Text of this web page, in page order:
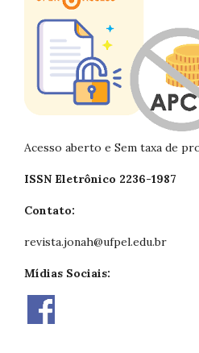
Acesso aberto e Sem taxa de
ISSN Eletrônico 2236-1987
Contato:
revista.jonah@ufpel.edu.br
Mídias Sociais: